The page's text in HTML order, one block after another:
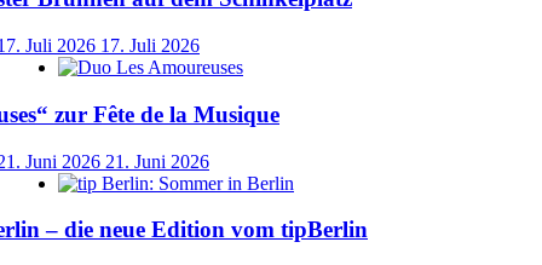
Juli 2026 17. Juli 2026
zur Fête de la Musique
Juni 2026 21. Juni 2026
– die neue Edition vom tipBerlin